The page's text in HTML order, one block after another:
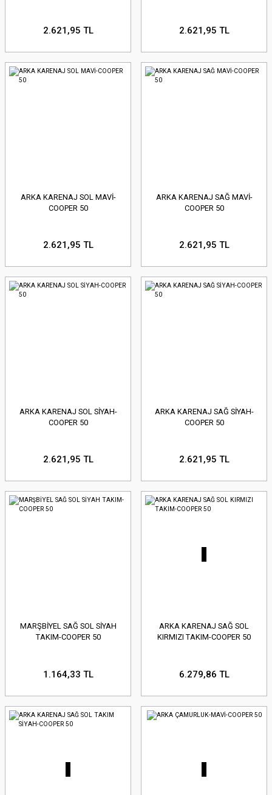
2.621,95 TL 2.621,95 TL
ARKA KARENAJ SOL MAVİ-
COOPER 50
2.621,95 TL
ARKA KARENAJ SAĞ MAVİ-
COOPER 50
2.621,95 TL
ARKA KARENAJ SOL SİYAH-
COOPER 50
2.621,95 TL
ARKA KARENAJ SAĞ SİYAH-
COOPER 50
2.621,95 TL
MARŞBİYEL SAĞ SOL SİYAH
TAKIM-COOPER 50
1.164,33 TL
ARKA KARENAJ SAĞ SOL
KIRMIZI TAKIM-COOPER 50
6.279,86 TL